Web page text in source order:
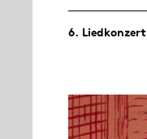
6. Lied­konzert